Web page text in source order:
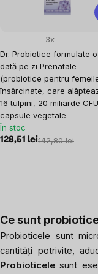
Dr. Probiotice formulate o
dată pe zi Prenatale
(probiotice pentru
însărcinate, care
16 tulpini, 20 miliarde
capsule vegetale
3x
În stoc
128,51 lei142,80 lei
Ce sunt
Probioticele sunt
cantități potrivite,
Probioticele sunt